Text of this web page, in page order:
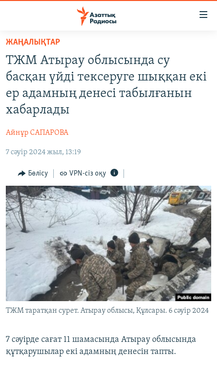
Skip
main
content
main
Skip
to
САЯСАТ
AZATTYQTV
ҚАҢТАР ОҚИҒАСЫ
ӘЛЕУМЕТ
ӘЛЕМ
АРНАЙЫ ЖОБАЛАР
Русский
ЖАЗЫЛЫҢЫЗ
Басқа тілдерде
ЖАҢАЛЫҚТАР
ТЖМ Атырау облысында су
басқан үйді тексеруге шыққан екі
ер адамның денесі табылғанын
хабарлады
Айнұр САПАРОВА
7 сәуір 2024 жыл, 13:19
Бөлісу VPN-сіз оқу
ТЖМ таратқан сурет. Атырау облысы, Құлсары. 6 сәуір 2024
7 сәуірде сағат 11 шамасында Атырау облысында
құтқарушылар екі адамның денесін тапты.